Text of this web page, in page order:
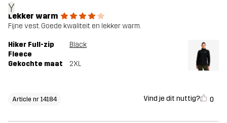
Y
Lekker warm
Fijne vest. Goede kwaliteit en lekker warm.
Hiker Full-zip
Fleece
Black
Gekochte maat 2XL
Article nr 14184 Vind je dit nuttig? 0